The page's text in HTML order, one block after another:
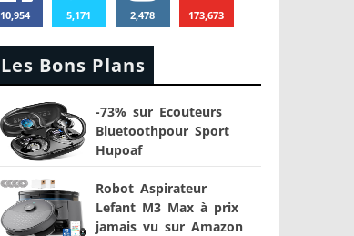
10,954 5,171 2,478 173,673
Les Bons Plans
-73% sur Ecouteurs
Bluetoothpour Sport
Hupoaf
Robot Aspirateur
Lefant M3 Max à prix
jamais vu sur Amazon